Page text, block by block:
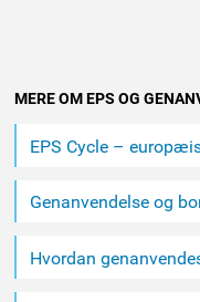
Andet
indhold
MERE OM EPS OG
EPS Cycle –
Genanvendelse og
Hvordan